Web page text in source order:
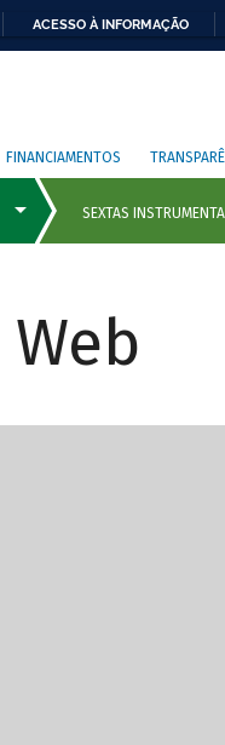
ACESSO À INFORMAÇÃO
FINANCIAMENTOS